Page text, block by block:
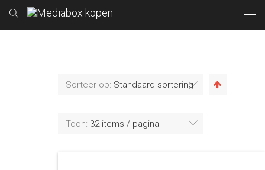
Sorteer op: Standaard sortering
Toon: 32 items / pagina